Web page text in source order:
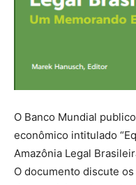
O Banco Mundial
econômico intitulado
Amazônia Legal
O documento discute